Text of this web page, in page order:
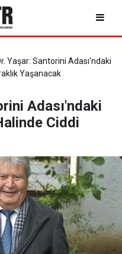
Yaşar: Santorini Adası'ndaki
Yaşanacak
Adası'ndaki
Ciddi